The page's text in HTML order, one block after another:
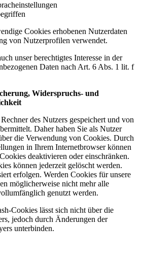
Cookies erhobenen Nutzerdaten
von Nutzerprofilen verwendet.
unser berechtigtes Interesse in der
Daten nach Art. 6 Abs. 1 lit. f
Widerspruchs- und
des Nutzers gespeichert und von
Daher haben Sie als Nutzer
die Verwendung von Cookies. Durch
in Ihrem Internetbrowser können
deaktivieren oder einschränken.
können jederzeit gelöscht werden.
erfolgen. Werden Cookies für unsere
möglicherweise nicht mehr alle
genutzt werden.
Cookies lässt sich nicht über die
jedoch durch Änderungen der
unterbinden.